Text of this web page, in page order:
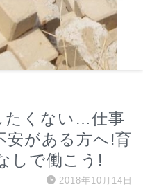
たくない…仕事
安がある方へ!育
しで働こう!
2018年10月14日